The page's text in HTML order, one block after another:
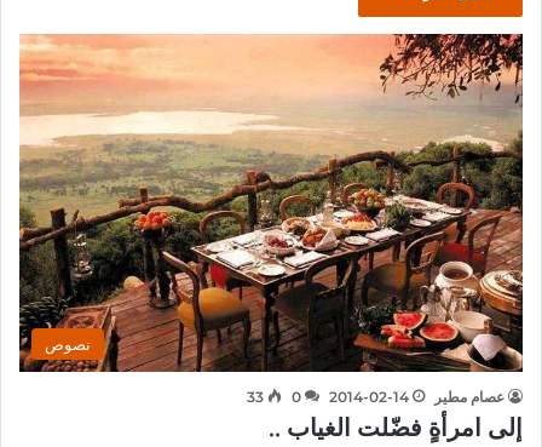
نصوص
عصام مطير 2014-02-14
0
33
إلى امرأةٍ فضّلت الغياب ..